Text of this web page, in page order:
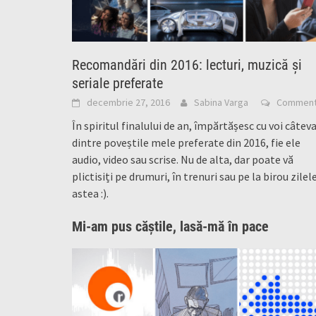
Recomandări din 2016: lecturi, muzică și
seriale preferate
decembrie 27, 2016 Sabina Varga
În spiritul finalului de an, împărtășesc cu voi câteva
dintre poveștile mele preferate din 2016, fie ele
audio, video sau scrise. Nu de alta, dar poate vă
plictisiți pe drumuri, în trenuri sau pe la birou zilele
astea :).
Mi-am pus căștile, lasă-mă în pace